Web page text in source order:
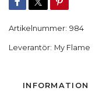
Artikelnummer: 984
Leverantör: My Flame
INFORMATION